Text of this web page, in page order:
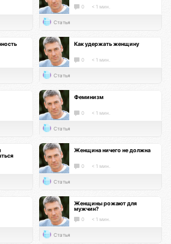
0 < 1 мин.
Статья
Как удержать женщину
0 < 1 мин.
Статья
Феминизм
0 < 1 мин.
Статья
Женщина ничего не должна
0 < 1 мин.
Статья
Женщины рожают для
мужчин?
0 < 1 мин.
Статья